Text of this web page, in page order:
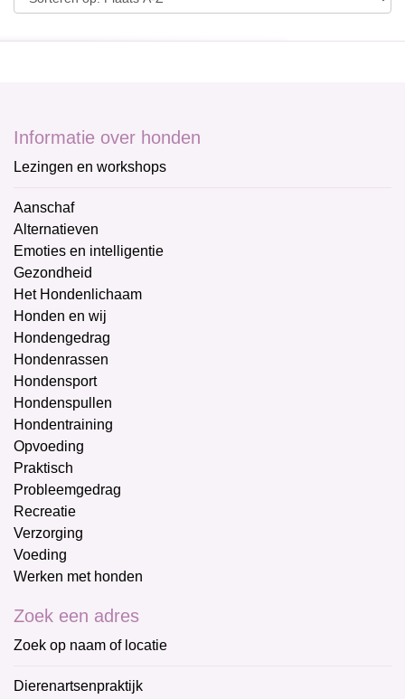
Informatie over honden
Lezingen en workshops
Aanschaf
Alternatieven
Emoties en intelligentie
Gezondheid
Het Hondenlichaam
Honden en wij
Hondengedrag
Hondenrassen
Hondensport
Hondenspullen
Hondentraining
Opvoeding
Praktisch
Probleemgedrag
Recreatie
Verzorging
Voeding
Werken met honden
Zoek een adres
Zoek op naam of locatie
Dierenartsenpraktijk